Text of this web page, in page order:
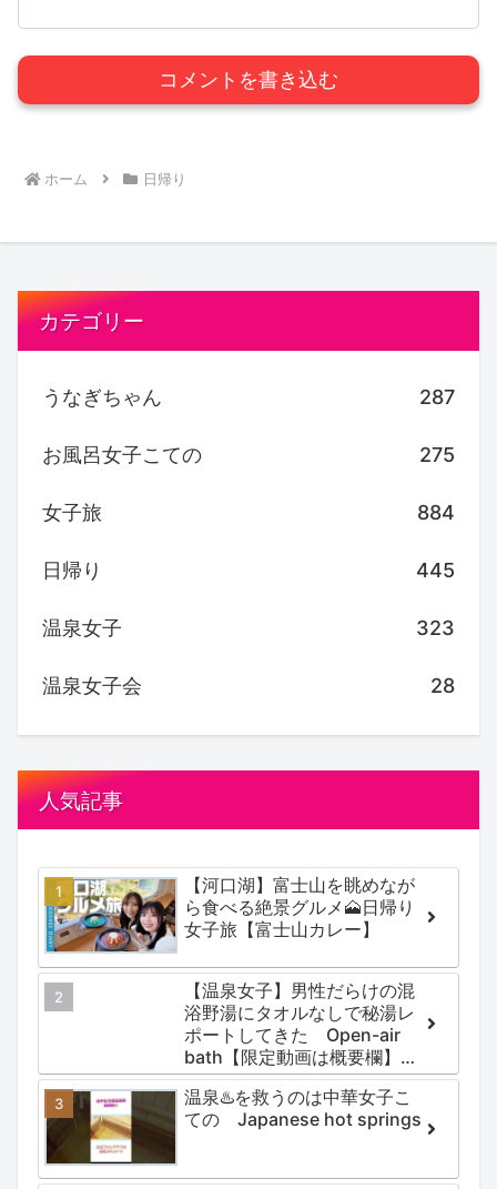
コメントを書き込む
ホーム 日帰り
カテゴリー
うなぎちゃん 287
お風呂女子こての 275
女子旅 884
日帰り 445
温泉女子 323
温泉女子会 28
人気記事
【河口湖】富士山を眺めなが
ら食べる絶景グルメ🗻日帰り
女子旅【富士山カレー】
【温泉女子】男性だらけの混
浴野湯にタオルなしで秘湯レ
ポートしてきた Open-air
bath【限定動画は概要欄】尻
焼温泉郷 川の湯
温泉♨️を救うのは中華女子こ
ての Japanese hot springs